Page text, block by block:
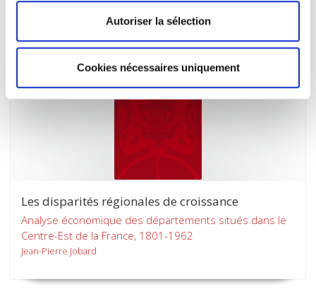
Autoriser la sélection
Cookies nécessaires uniquement
René Rémond
Les disparités régionales de croissance
Analyse économique des départements situés dans le
Centre-Est de la France, 1801-1962
Jean-Pierre Jobard